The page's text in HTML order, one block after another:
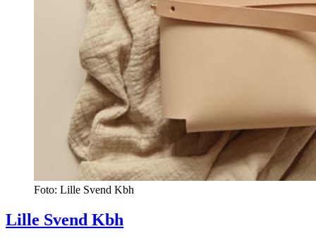
Foto: Lille Svend Kbh
Lille Svend Kbh